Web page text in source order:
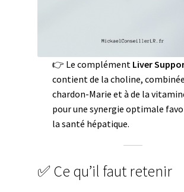
👉 Le complément Liver
contient de la choline,
chardon-Marie et à de la
pour une synergie optimale
la santé hépatique.
✅ Ce qu’il faut retenir